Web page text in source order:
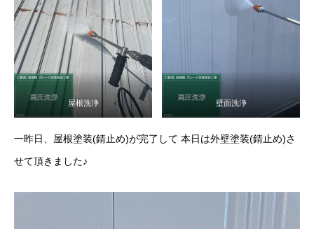
屋根洗浄 壁面洗浄
一昨日、屋根塗装(錆止め)が完了して 本日は外壁塗装(錆止め)さ
せて頂きました♪